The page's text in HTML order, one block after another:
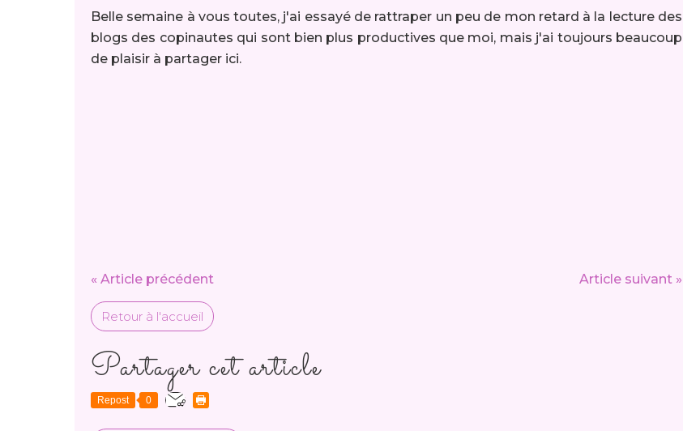
Belle semaine à vous toutes, j'ai essayé de rattraper un peu de mon retard à la lecture des
blogs des copinautes qui sont bien plus productives que moi, mais j'ai toujours beaucoup
de plaisir à partager ici.
« Article précédent Article suivant »
Retour à l'accueil
Partager cet article
Repost 0